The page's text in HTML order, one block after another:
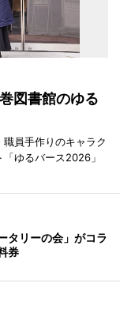
図書館のゆる
員手作りのキャラク
ゆるバース2026」
タリーの会」がコラ
券